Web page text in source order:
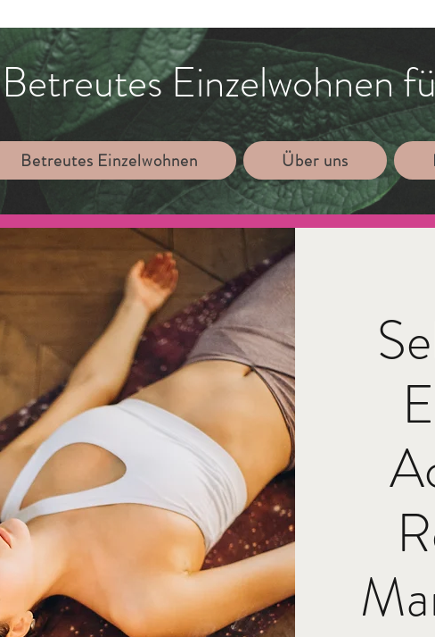
Betreutes Einzelwohnen
Betreutes Einzelwohnen Über uns